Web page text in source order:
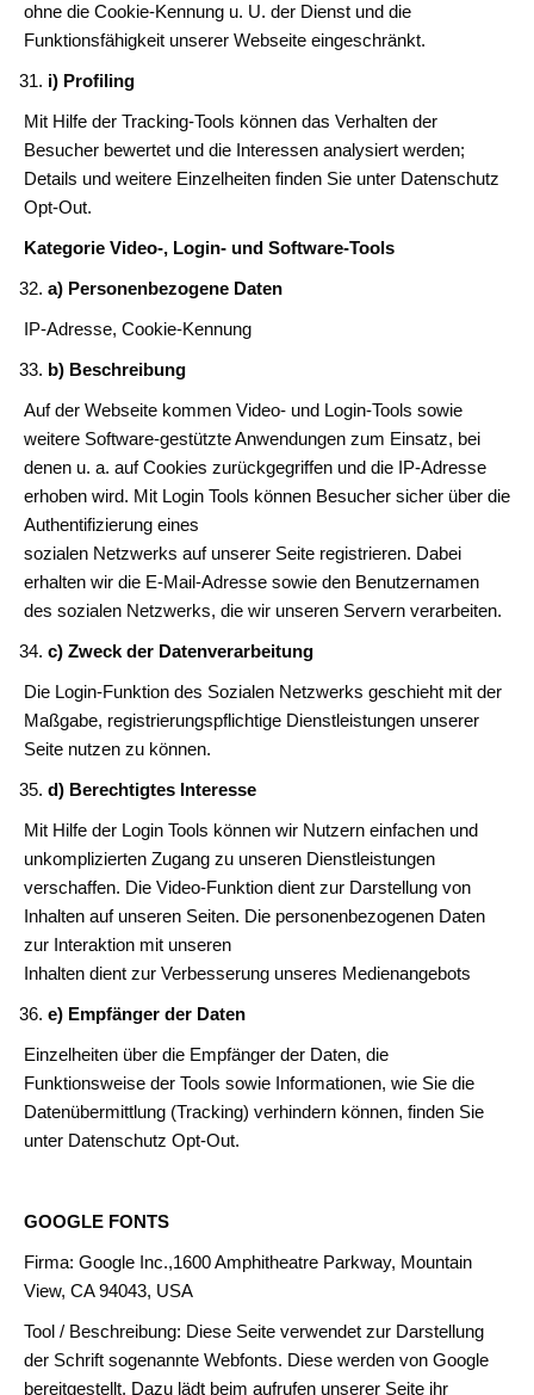
ohne die Cookie-Kennung u. U. der Dienst und die
Funktionsfähigkeit unserer Webseite eingeschränkt.
i) Profiling
Mit Hilfe der Tracking-Tools können das Verhalten der
Besucher bewertet und die Interessen analysiert werden;
Details und weitere Einzelheiten finden Sie unter Datenschutz
Opt-Out.
Kategorie Video-, Login- und Software-Tools
a) Personenbezogene Daten
IP-Adresse, Cookie-Kennung
b) Beschreibung
Auf der Webseite kommen Video- und Login-Tools sowie
weitere Software-gestützte Anwendungen zum Einsatz, bei
denen u. a. auf Cookies zurückgegriffen und die IP-Adresse
erhoben wird. Mit Login Tools können Besucher sicher über die
Authentifizierung eines
sozialen Netzwerks auf unserer Seite registrieren. Dabei
erhalten wir die E-Mail-Adresse sowie den Benutzernamen
des sozialen Netzwerks, die wir unseren Servern verarbeiten.
c) Zweck der Datenverarbeitung
Die Login-Funktion des Sozialen Netzwerks geschieht mit der
Maßgabe, registrierungspflichtige Dienstleistungen unserer
Seite nutzen zu können.
d) Berechtigtes Interesse
Mit Hilfe der Login Tools können wir Nutzern einfachen und
unkomplizierten Zugang zu unseren Dienstleistungen
verschaffen. Die Video-Funktion dient zur Darstellung von
Inhalten auf unseren Seiten. Die personenbezogenen Daten
zur Interaktion mit unseren
Inhalten dient zur Verbesserung unseres Medienangebots
e) Empfänger der Daten
Einzelheiten über die Empfänger der Daten, die
Funktionsweise der Tools sowie Informationen, wie Sie die
Datenübermittlung (Tracking) verhindern können, finden Sie
unter Datenschutz Opt-Out.
GOOGLE FONTS
Firma: Google Inc.,1600 Amphitheatre Parkway, Mountain
View, CA 94043, USA
Tool / Beschreibung: Diese Seite verwendet zur Darstellung
der Schrift sogenannte Webfonts. Diese werden von Google
bereitgestellt. Dazu lädt beim aufrufen unserer Seite ihr